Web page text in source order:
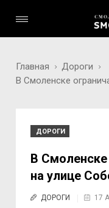
Главная
Дороги
В Смоленске
ДОРОГИ
В
на улице
ДОРОГИ 17